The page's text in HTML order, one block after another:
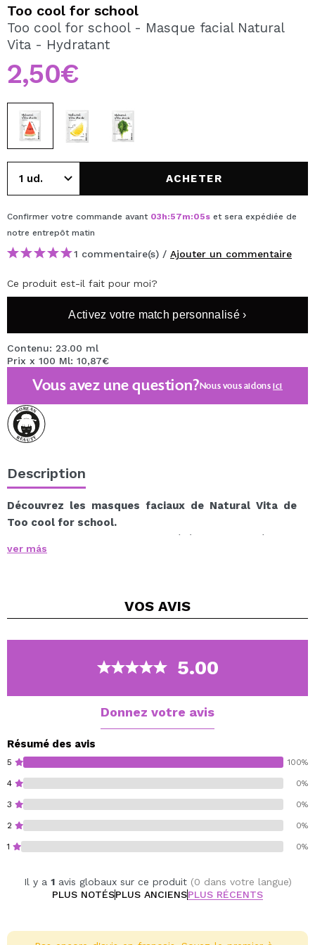
En créant un compte sur Maquibeauty.fr vous pourrez
effectuer vos achats rapidement, vérifier l'état de vos
CRÉER UN COMPTE
Too cool for school
Too cool for school - Masque facial Natural
Vita - Hydratant
2,50€
ACHETER
Confirmer votre commande avant 03h:57m:04s et sera expédiée de
notre entrepôt matin
1 commentaire(s) / Ajouter un commentaire
Ce produit est-il fait pour moi?
Activez votre match personnalisé ›
Contenu: 23.00 ml
Prix x 100 Ml: 10,87€
Vous avez une question?Nous vous aidonsici
Description
Découvrez les masques faciaux de Natural Vita de
Too cool for school.
Ce masque hydratant, composé à 92% d'ingrédients
d'origine naturelle, contient de la vitamine B5 et de la
fermentés et séchés et des ingrédients frais pour une
Le tissu transparent du masque adhère parfaitement à
la peau, permettant aux actifs de pénétrer
efficacement et sans irritation.
ver más
VOS AVIS
5.00
Donnez votre avis
Résumé des avis
5 100%
4 0%
3 0%
2 0%
1 0%
Il y a 1avis globaux sur ce produit (0 dans votre langue)
PLUS NOTÉSPLUS ANCIENSPLUS RÉCENTS